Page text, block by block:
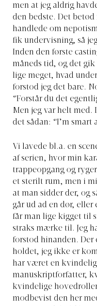
men at jeg aldrig
den bedste. Det
handlede om
fik undervisning, så
Inden den første
måneds tid, og det
lige meget, hvad
forstod jeg det bare.
“Forstår du det
Men jeg var helt med.
det sådan: “I’m smart
Vi lavede bl.a. en
af serien, hvor min
trappeopgang og
et sterilt rum, men i
at man sidder der, og
går ud ad en dør, eller
får man lige kigget til
straks mærke til. Jeg
forstod hinanden. Der
holdet, jeg ikke er
har været en
manuskriptforfatter,
kvindelige
modbevist den her